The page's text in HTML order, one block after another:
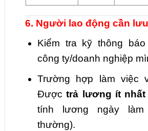
6. Người lao động cần
Kiểm tra kỹ thông
công ty/doanh nghiệp
Trường hợp làm việc
Đượctrả lương ít nhất
tính lương ngày làm
thường).